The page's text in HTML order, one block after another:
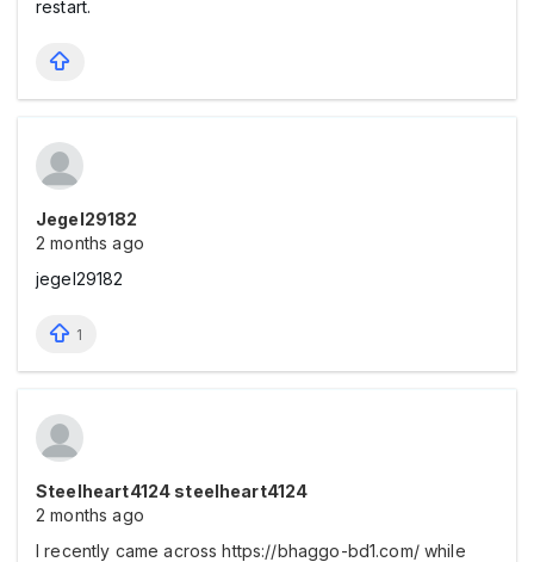
restart.
Jegel29182
2 months ago
jegel29182
1
Steelheart4124 steelheart4124
2 months ago
I recently came across https://bhaggo-bd1.com/ while